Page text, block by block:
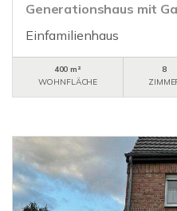
Generationshaus mit
Einfamilienhaus
400 m²
WOHNFLÄCHE
8